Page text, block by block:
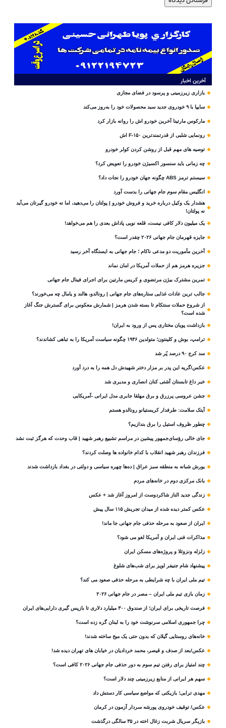
آخرین اخبار
بازاری زیرزمینی و پرسود در فضای مجازی
سایپا با ۹ خودروی جدید سبد محصولات خود را به‌روز می‌کند
مارکوس مارتینا آخرین خودرو اش را روانه بازار کرد
رونمایی شلبی از قدرتمندترین F-۱۵۰ اش
توصیه های مهم قبل از روشن کردن کولر خودرو
چه زمانی باید سنسور اکسیژن خودرو را تعویض کرد؟
سیستم ترمز ABS چگونه جهان خودرو را نجات داد؟
انگلیس مقام سوم جام‌ جهانی را بدست آورد
هشدار یک وکیل درباره خرید و فروش خودرو | پولتان را می‌دهید، اما نه خودرو گیرتان می‌آید
نه پولتان!
یک میلیون دلار کافی نیست، قلعه‌ نویی پاداش بعدی را هم می‌خواهد!
جایزه قهرمان جام جهانی ۲۰۲۶ چقدر است؟
آخرین مأموریت دو مدعی ناکام ؛ جام جهانی به ایستگاه آخر رسید
جزیره هرمز هم از حملات آمریکا در امان نماند
تمرین مشترک بیژن مرتضوی و کریس مارتین برای اجرای فینال جام جهانی
جالب ترین عادات غذایی ستاره‌های جام جهانی | رونالدو، هالند و یامال چه می‌خورند؟
از شروع حملات سنتکام تا بسته شدن هرمز | شمارش معکوس برای گسترش جنگ آغاز
شده است؟
بازداشت پویان مختاری پس از ورود به ایران!
ترامپ، بوش و کلینتون؛ متولدین ۱۹۴۶ چگونه سیاست آمریکا را به تباهی کشاندند؟
سد کرج ۹۰ درصد پُر شد
عکس/گریه این پدر بر مزار دختر شهیدش دل همه را به درد آورد
خبر داغ تابستان آشتی کنان انصاری و مدیری شد
جشن عروسی پرزرق و برق مهلقا جابری مدل ایرانی -آمریکایی
آیتک سلامت: طرفدار کریستیانو رونالدو هستم
چطور ظروف استیل را برق بندازیم؟
جای خالی رؤسای‌جمهور پیشین در مراسم تشییع رهبر شهید | قاب وحدت که هرگز ثبت نشد
فرزندان رهبر شهید انقلاب با کدام خانواده ها وصلت کردند؟
یورش شبانه به منطقه سبز عراق | ده‌ها چهره سیاسی و دولتی در بغداد بازداشت شدند
بانک مرکزی دوم در خانه‌های مردم
زندگی جدید الناز شاکردوست از امروز آغاز شد + عکس
عکس کمتر دیده شده از میدان تجریش ۱۱۵ سال پیش
ایران از صعود به مرحله حذفی جام جهانی جا ماند!
مذاکرات فنی ایران و آمریکا لغو می شود؟
زلزله ونزوئلا و پروژه‌های مسکن ایران
پیشنهاد شام جنیفر لوپز برای شب‌های شلوغ
تیم ملی ایران با چه شرایطی به مرحله حذفی صعود می کند؟
زمان بازی تیم ملی ایران – مصر در جام جهانی ۲۰۲۶
فرصت تاریخی برای ایران؛ از صندوق ۳۰۰ میلیارد دلاری تا بازپس گیری دارایی‌های ایران
چرا جمهوری اسلامی سرنوشت خود را به لبنان گره زده است؟
خانه‌های روستایی گیلان که بدون حتی یک میخ ساخته شدند!
عکس/بعد از صدف و قیصر، محمد خردادیان در خیابان های تهران دیده شد!
چند امتیاز برای رفتن تیم سوم به دور حذفی جام جهانی ۲۰۲۶ کافی است؟
سهم هر ایرانی از منابع زیرزمینی چند دلار است؟
مهدی ترابی؛ بازیکنی که مواضع سیاسی‌ کار دستش داد
عکس/ توقیف خودروی پورشه سردار آزمون در کرمان
بازیگر سریال شربت زغال‌ اخته در ۳۵ سالگی درگذشت